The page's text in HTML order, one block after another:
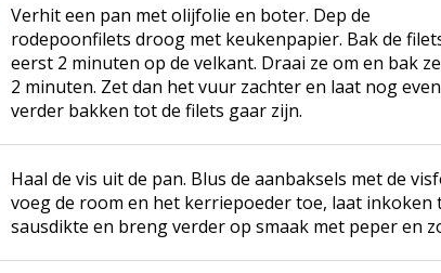
Verhit een pan met olijfolie en boter. Dep de
rodepoonfilets droog met keukenpapier. Bak de
eerst 2 minuten op de velkant. Draai ze om en bak
2 minuten. Zet dan het vuur zachter en laat nog even
verder bakken tot de filets gaar zijn.
Haal de vis uit de pan. Blus de aanbaksels met de
voeg de room en het kerriepoeder toe, laat inkoken
sausdikte en breng verder op smaak met peper en